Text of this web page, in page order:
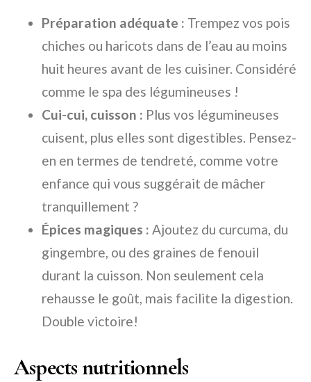
Préparation adéquate : Trempez vos pois
chiches ou haricots dans de l’eau au moins
huit heures avant de les cuisiner. Considéré
comme le spa des légumineuses !
Cui-cui, cuisson : Plus vos légumineuses
cuisent, plus elles sont digestibles. Pensez-
en en termes de tendreté, comme votre
enfance qui vous suggérait de mâcher
tranquillement ?
Épices magiques : Ajoutez du curcuma, du
gingembre, ou des graines de fenouil
durant la cuisson. Non seulement cela
rehausse le goût, mais facilite la digestion.
Double victoire!
Aspects nutritionnels